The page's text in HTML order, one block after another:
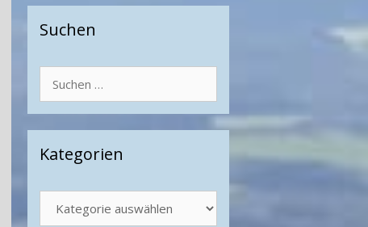
Suchen
nach:
Kategorien